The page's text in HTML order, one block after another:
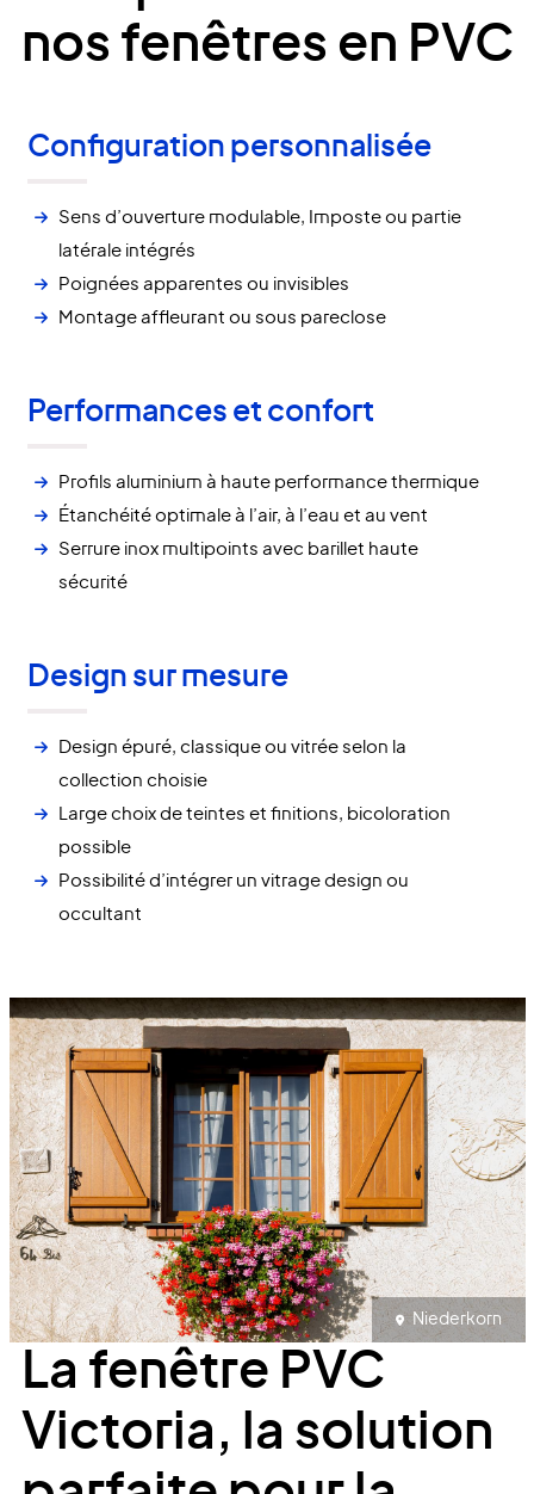
nos fenêtres en PVC
Configuration personnalisée
Sens d’ouverture modulable, Imposte ou partie
latérale intégrés
Poignées apparentes ou invisibles
Montage affleurant ou sous pareclose
Performances et confort
Profils aluminium à haute performance thermique
Étanchéité optimale à l’air, à l’eau et au vent
Serrure inox multipoints avec barillet haute
sécurité
Design sur mesure
Design épuré, classique ou vitrée selon la
collection choisie
Large choix de teintes et finitions, bicoloration
possible
Possibilité d’intégrer un vitrage design ou
occultant
La fenêtre PVC
Victoria, la solution
Niederkorn